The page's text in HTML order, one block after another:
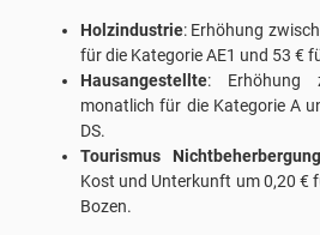
Holzindustrie: Erhöhung
für die Kategorie AE1 und 53 €
Hausangestellte: Erhöhung
monatlich für die Kategorie A
DS.
Tourismus Nichtbeherbergung
Kost und Unterkunft um 0,20 €
Bozen.